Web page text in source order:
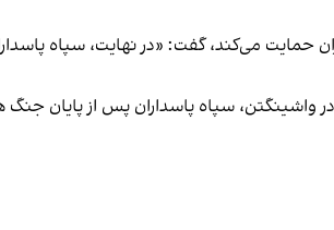
حمایت می‌کند، گفت: «در نهایت، سپاه
سپاه پاسداران پس از پایان جنگ